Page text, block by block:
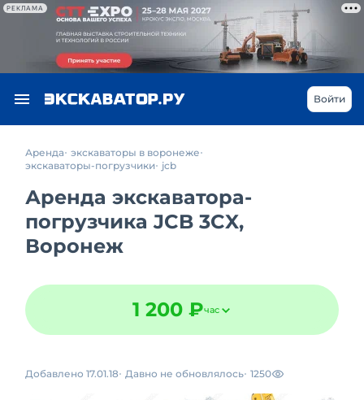
РЕКЛАМА
Войти
Аренда экскаваторы в воронеже
экскаваторы-погрузчики jcb
Аренда экскаватора-
погрузчика JCB 3CX,
Воронеж
1 200 ₽час
Добавлено 17.01.18 Давно не обновлялось 1250